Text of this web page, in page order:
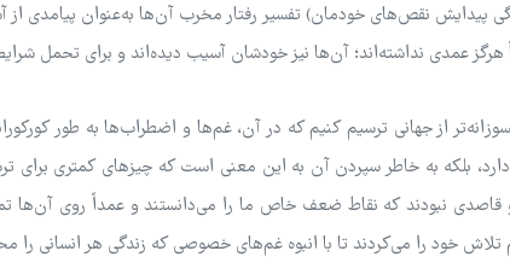
پیدایش نقص‌های خودمان) تفسیر رفتار مخرب آن‌ها به‌عنوان پیامدی از
هرگز عمدی نداشته‌اند؛ آن‌ها نیز خودشان آسیب دیده‌اند و برای تحمل
از جهانی ترسیم کنیم که در آن، غم‌ها و اضطراب‌ها به طور
بلکه به خاطر سپردن آن به این معنی است که چیزهای کمتری برای
قاصدی نبودند که نقاط ضعف خاص ما را می‌دانستند و عمداً روی آن‌ها
خود را می‌کردند تا با انبوه غم‌های خصوصی که زندگی هر انسانی را